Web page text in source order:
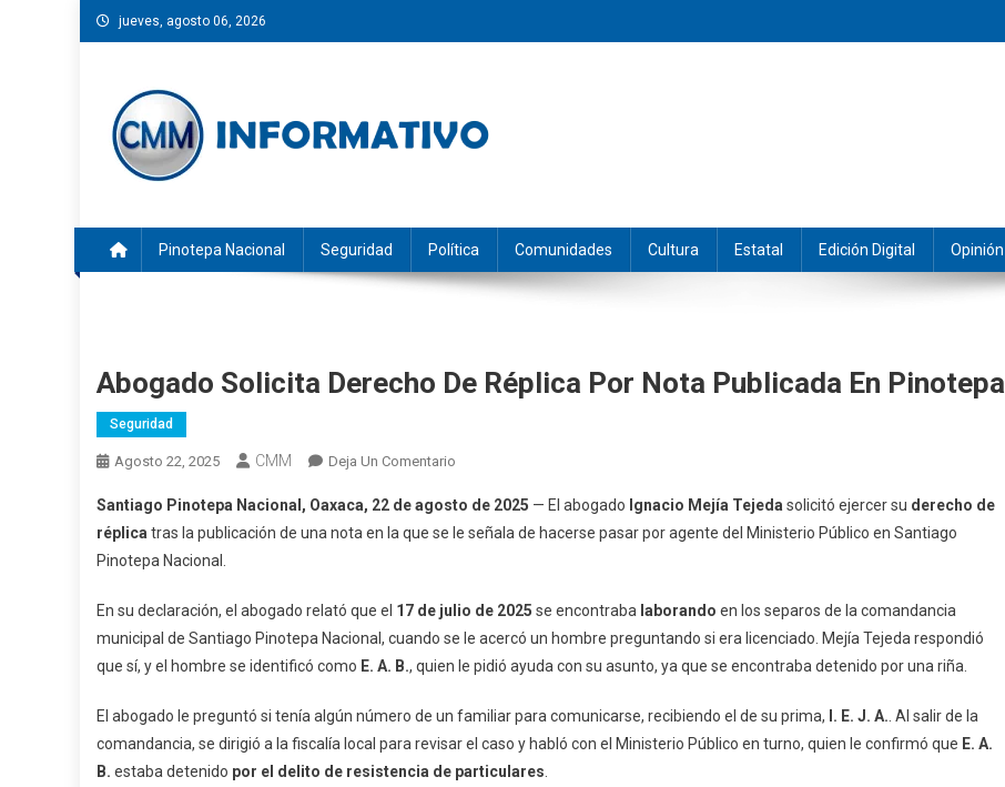
Saltar
al
jueves, agosto 06, 2026
Pinotepa Nacional Seguridad Política Comunidades Cultura Estatal Edición Digital Opinión
Abogado Solicita Derecho De Réplica Por Nota Publicada En Pinotepa
Seguridad
Agosto 22, 2025 CMM Deja Un Comentario
Solicita
Derecho
Por
Nota
Publicada
Pinotepa
Santiago Pinotepa Nacional, Oaxaca, 22 de agosto de 2025 — El abogado Ignacio Mejía Tejeda solicitó ejercer su derecho de
réplica tras la publicación de una nota en la que se le señala de hacerse pasar por agente del Ministerio Público en Santiago
Pinotepa Nacional.
En su declaración, el abogado relató que el 17 de julio de 2025 se encontraba laborando en los separos de la comandancia
municipal de Santiago Pinotepa Nacional, cuando se le acercó un hombre preguntando si era licenciado. Mejía Tejeda respondió
que sí, y el hombre se identificó como E. A. B., quien le pidió ayuda con su asunto, ya que se encontraba detenido por una riña.
El abogado le preguntó si tenía algún número de un familiar para comunicarse, recibiendo el de su prima, I. E. J. A. . Al salir de la
comandancia, se dirigió a la fiscalía local para revisar el caso y habló con el Ministerio Público en turno, quien le confirmó que E. A.
B. estaba detenido por el delito de resistencia de particulares